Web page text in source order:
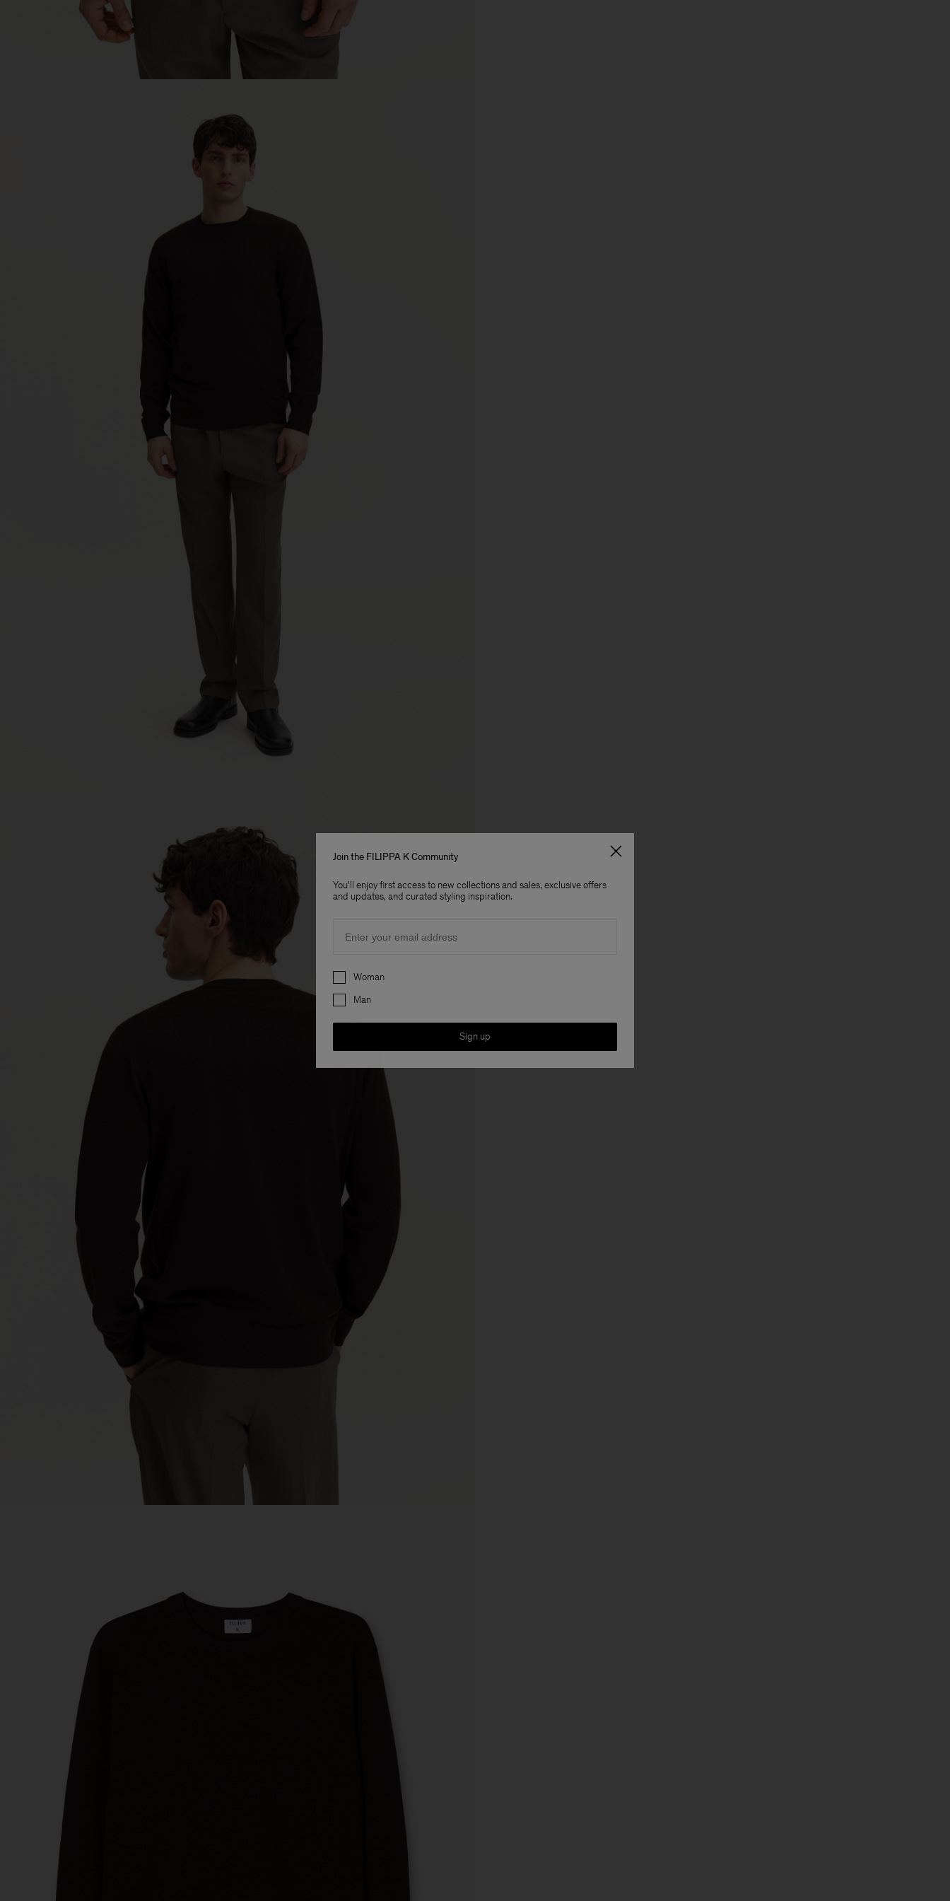
Join the FILIPPA K Community
You'll enjoy first access to new collections and sales, exclusive offers
and updates, and curated styling inspiration.
Preferences
Woman
Man
Sign up